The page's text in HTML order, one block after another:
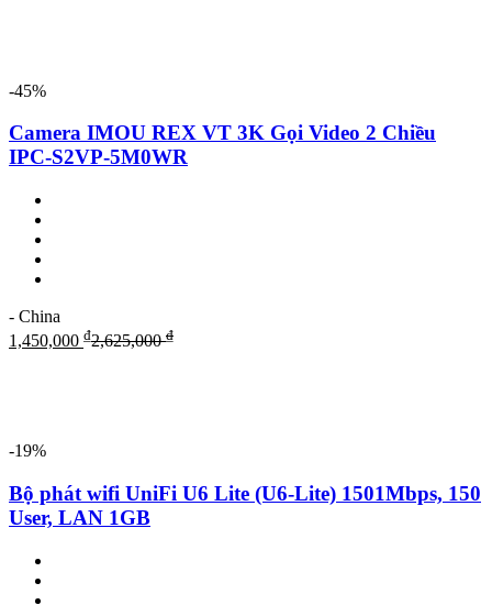
-45%
Camera IMOU REX VT 3K Gọi Video 2 Chiều
IPC-S2VP-5M0WR
- China
1,450,000 ₫2,625,000₫
-19%
Bộ phát wifi UniFi U6 Lite (U6-Lite) 1501Mbps, 150
User, LAN 1GB